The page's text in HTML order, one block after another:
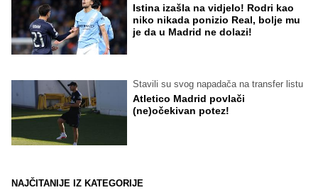
Istina izašla na vidjelo! Rodri kao
niko nikada ponizio Real, bolje mu
je da u Madrid ne dolazi!
Stavili su svog napadača na transfer listu
Atletico Madrid povlači
(ne)očekivan potez!
NAJČITANIJE IZ KATEGORIJE